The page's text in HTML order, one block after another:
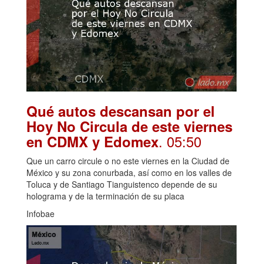
Qué autos descansan por el
Hoy No Circula de este viernes
en CDMX y Edomex. 05:50
Que un carro circule o no este viernes en la Ciudad de
México y su zona conurbada, así como en los valles de
Toluca y de Santiago Tianguistenco depende de su
holograma y de la terminación de su placa
Infobae